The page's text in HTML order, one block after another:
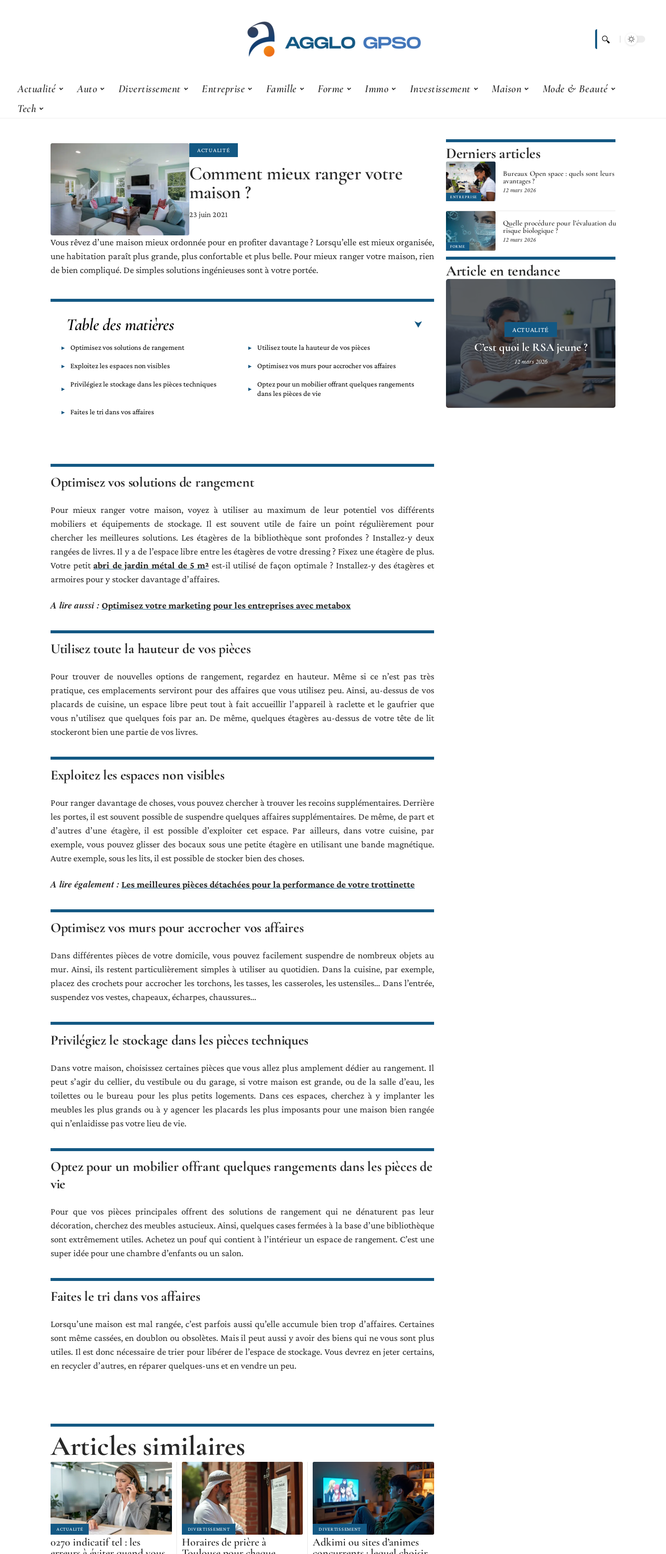
Actualité Auto Divertissement Entreprise Famille Forme Immo Investissement Maison
Mode & Beauté
Tech
ACTUALITÉ
Comment mieux ranger votre
maison ?
23 juin 2021
Vous rêvez d’une maison mieux ordonnée pour en profiter davantage ? Lorsqu’elle est mieux organisée,
une habitation paraît plus grande, plus confortable et plus belle. Pour mieux ranger votre maison, rien
de bien compliqué. De simples solutionsingénieuses sont à votre portée.
Table des matières
Optimisez vos solutions de rangement Utilisez toute la hauteur de vos pièces
Exploitez les espaces non visibles Optimisez vos murs pour accrocher vos affaires
Privilégiez le stockage dans les pièces techniques
Optez pour un mobilier offrant quelques rangements
dans les pièces de vie
Faites le tri dans vos affaires
Optimisez vos solutions de rangement
Pour mieux ranger votre maison, voyez à utiliser au maximum de leur potentiel vos différents
mobiliers et équipements de stockage. Il est souvent utile de faire un point régulièrement pour
chercher les meilleures solutions. Les étagères de la bibliothèque sont profondes ? Installez-y deux
rangées de livres. Il y a de l’espace libre entre les étagères de votre dressing ? Fixez une étagère de plus.
Votre petitabri de jardin métal de 5 m²est-il utilisé de façon optimale ? Installez-y des étagères et
armoires pour y stocker davantage d’affaires.
A lire aussi : Optimisez votre marketing pour les entreprises avec metabox
Utilisez toute la hauteur de vos pièces
Pour trouver de nouvelles optionsde rangement, regardez en hauteur. Même si ce n’est pas très
pratique, ces emplacements serviront pour des affaires que vous utilisez peu. Ainsi, au-dessus de vos
placards de cuisine, un espace libre peut tout à fait accueillir l’appareil à raclette et le gaufrier que
vous n’utilisez que quelques fois par an. De même, quelques étagères au-dessus de votre tête de lit
stockeront bien une partie de vos livres.
Exploitez les espaces non visibles
Pour ranger davantage de choses, vous pouvez chercher à trouver les recoins supplémentaires. Derrière
les portes, il est souvent possible de suspendre quelques affaires supplémentaires. De même, de part et
d’autres d’une étagère, il est possible d’exploiter cet espace. Par ailleurs, dans votre cuisine, par
exemple, vous pouvez glisser des bocaux sous une petite étagère en utilisant une bande magnétique.
Autre exemple, sous les lits, il est possible de stocker bien des choses.
A lire également : Les meilleures pièces détachées pour la performance de votre trottinette
Optimisez vos murs pour accrocher vos affaires
Dans différentes pièces de votre domicile, vous pouvez facilement suspendre de nombreux objets au
mur. Ainsi, ils restent particulièrement simples à utiliser au quotidien. Dans la cuisine, par exemple,
placez des crochets pour accrocher les torchons, les tasses, les casseroles, les ustensiles… Dans l’entrée,
suspendez vos vestes, chapeaux, écharpes, chaussures…
Privilégiez le stockage dans les pièces techniques
Dans votre maison, choisissez certaines pièces que vous allez plus amplement dédier au rangement. Il
peut s’agir du cellier, du vestibule ou du garage, si votre maison est grande, ou de la salle d’eau, les
toilettes ou le bureau pour les plus petits logements. Dans ces espaces, cherchez à y implanter les
meubles les plus grands ou à y agencer les placards les plus imposants pour une maison bien rangée
qui n’enlaidisse pas votre lieu de vie.
Optez pour un mobilier offrant quelques rangements dans les pièces de
vie
Pour que vos pièces principales offrent des solutions de rangement qui ne dénaturent pas leur
décoration, cherchez des meubles astucieux. Ainsi, quelques cases fermées à la base d’une bibliothèque
sont extrêmement utiles. Achetez un pouf qui contient à l’intérieur un espace de rangement. C’est une
super idée pour une chambre d’enfants ou un salon.
Faites le tri dans vos affaires
Lorsqu’une maison est mal rangée, c’est parfois aussi qu’elle accumule bien trop d’affaires. Certaines
sont même cassées, en doublon ou obsolètes. Mais il peut aussi y avoir des biens qui ne vous sont plus
utiles. Il est donc nécessaire de trier pour libérer de l’espace de stockage. Vous devrez en jeter certains,
en recycler d’autres, en réparer quelques-uns et en vendre un peu.
Articles similaires
ACTUALITÉ
0270 indicatif tel : les
DIVERTISSEMENT
Horaires de prière à
DIVERTISSEMENT
Adkimi ou sites d’animes
Derniers articles
ENTREPRISE
Bureaux Open space : quels sont leurs
avantages ?
12 mars 2026
FORME
Quelle procédure pour l’évaluation du
risque biologique ?
12 mars 2026
Article en tendance
ACTUALITÉ
C’est quoi le RSA jeune ?
12 mars 2026